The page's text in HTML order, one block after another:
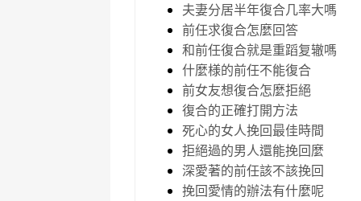
夫妻分居半年復合几率大嗎
前任求復合怎麼回答
和前任復合就是重蹈复辙嗎
什麼様的前任不能復合
前女友想復合怎麼拒絕
復合的正確打開方法
死心的女人挽回最佳時間
拒絕過的男人還能挽回麼
深愛著的前任該不該挽回
挽回愛情的辦法有什麼呢